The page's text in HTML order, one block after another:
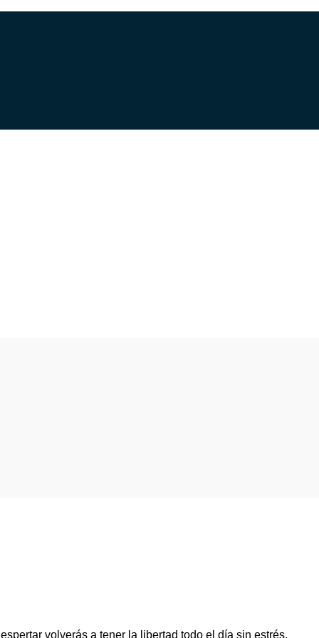
volverás a tener la libertad todo el día sin estrés.